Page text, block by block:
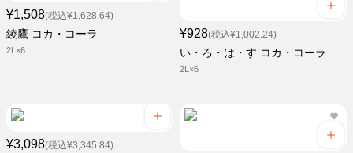
¥1,508(税込¥1,628.64)
綾鷹 コカ・コーラ
2L×6
¥928(税込¥1,002.24)
い・ろ・は・す コカ・コーラ
2L×6
¥3,098(税込¥3,345.84)